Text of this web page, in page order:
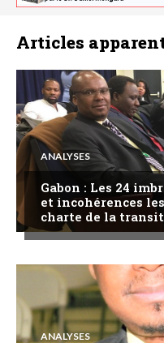
Articles
ANALYSES
Gabon : Les 24
et incohérences
charte de la
ANALYSES